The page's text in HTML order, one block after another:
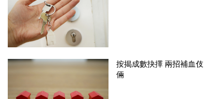
按揭成數抉擇 兩招補血伎
倆